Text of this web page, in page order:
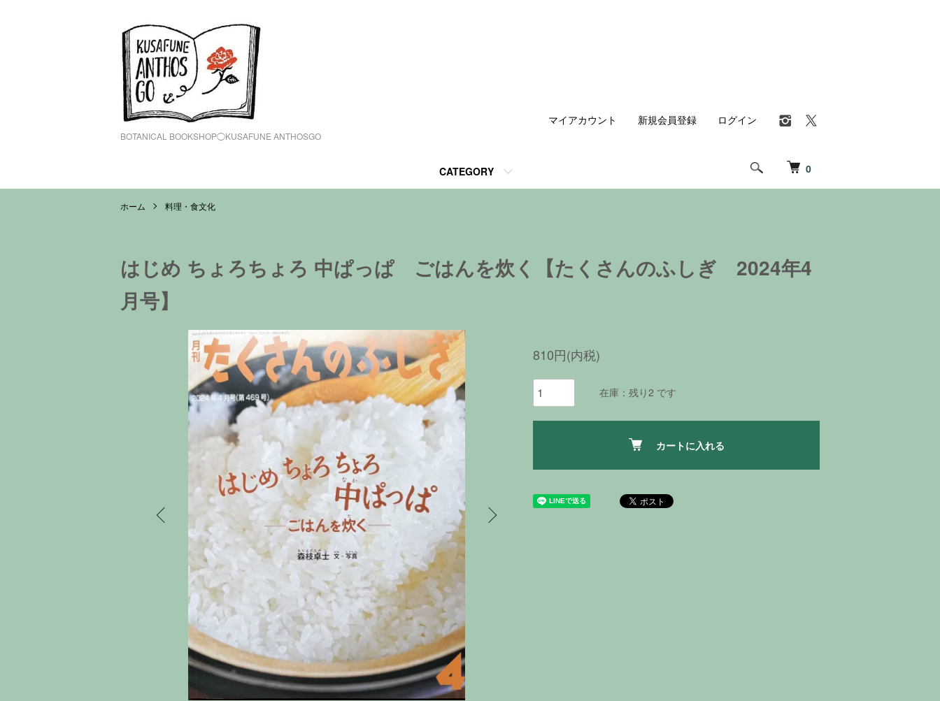
BOTANICAL BOOKSHOP◯KUSAFUNE ANTHOSGO
0
CATEGORY
マイアカウント 新規会員登録 ログイン
ホーム 料理・食文化
はじめ ちょろちょろ 中ぱっぱ ごはんを炊く【たくさんのふしぎ 2024年4
月号】
810円(内税)
在庫：残り2 です
カートに入れる